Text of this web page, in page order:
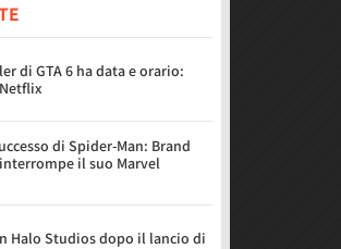
di GTA 6 ha data e orario:
di Spider-Man: Brand
il suo Marvel
Halo Studios dopo il lancio di